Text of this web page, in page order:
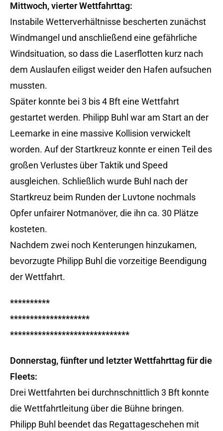
Mittwoch, vierter Wettfahrttag:
Instabile Wetterverhältnisse bescherten zunächst
Windmangel und anschließend eine gefährliche
Windsituation, so dass die Laserflotten kurz nach
dem Auslaufen eiligst weider den Hafen aufsuchen
mussten.
Später konnte bei 3 bis 4 Bft eine Wettfahrt
gestartet werden. Philipp Buhl war am Start an der
Leemarke in eine massive Kollision verwickelt
worden. Auf der Startkreuz konnte er einen Teil des
großen Verlustes über Taktik und Speed
ausgleichen. Schließlich wurde Buhl nach der
Startkreuz beim Runden der Luvtone nochmals
Opfer unfairer Notmanöver, die ihn ca. 30 Plätze
kosteten.
Nachdem zwei noch Kenterungen hinzukamen,
bevorzugte Philipp Buhl die vorzeitige Beendigung
der Wettfahrt.
**********
********************
******************************
Donnerstag, fünfter und letzter Wettfahrttag für die
Fleets:
Drei Wettfahrten bei durchnschnittlich 3 Bft konnte
die Wettfahrtleitung über die Bühne bringen.
Philipp Buhl beendet das Regattageschehen mit